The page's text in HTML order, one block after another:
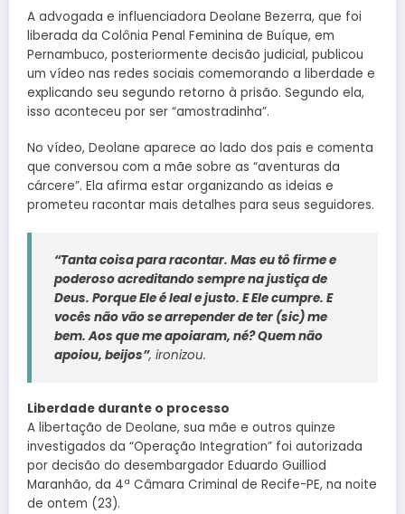
A advogada e influenciadora Deolane Bezerra, que foi
liberada da Colônia Penal Feminina de Buíque, em
Pernambuco, posteriormente decisão judicial, publicou
um vídeo nas redes sociais comemorando a liberdade e
explicando seu segundo retorno à prisão. Segundo ela,
isso aconteceu por ser “amostradinha”.
No vídeo, Deolane aparece ao lado dos pais e comenta
que conversou com a mãe sobre as “aventuras da
cárcere”. Ela afirma estar organizando as ideias e
prometeu racontar mais detalhes para seus seguidores.
“Tanta coisa para racontar. Mas eu tô firme e
poderoso acreditando sempre na justiça de
Deus. Porque Ele é leal e justo. E Ele cumpre. E
vocês não vão se arrepender de ter (sic) me
bem. Aos que me apoiaram, né? Quem não
apoiou, beijos”, ironizou.
Liberdade durante o processo
A libertação de Deolane, sua mãe e outros quinze
investigados da “Operação Integration” foi autorizada
por decisão do desembargador Eduardo Guilliod
Maranhão, da 4ª Câmara Criminal de Recife-PE, na noite
de ontem (23).